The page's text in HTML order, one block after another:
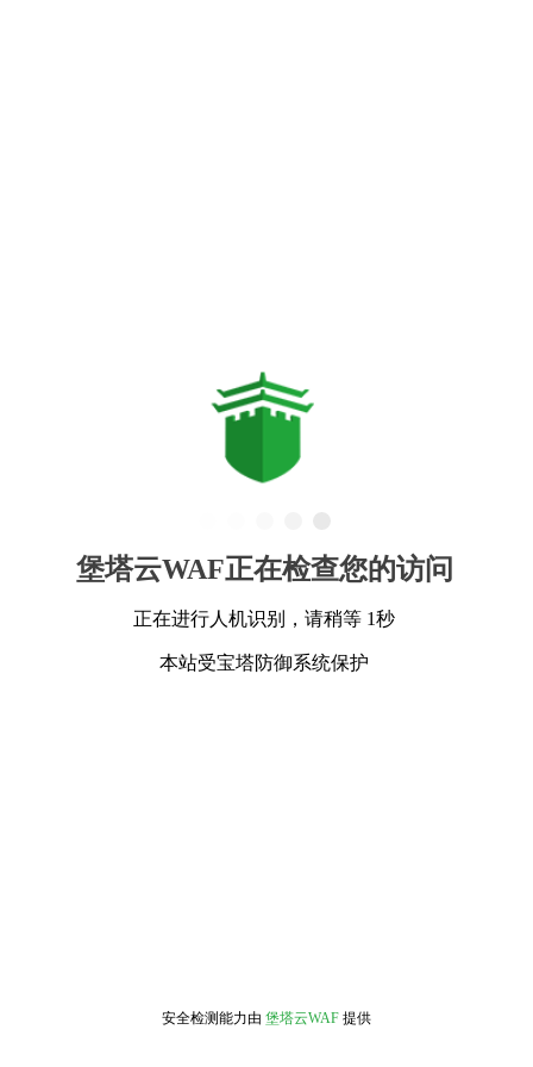
堡塔云WAF正在检查您的访问
正在进行人机识别，请稍等 1秒
本站受宝塔防御系统保护
安全检测能力由 堡塔云WAF 提供